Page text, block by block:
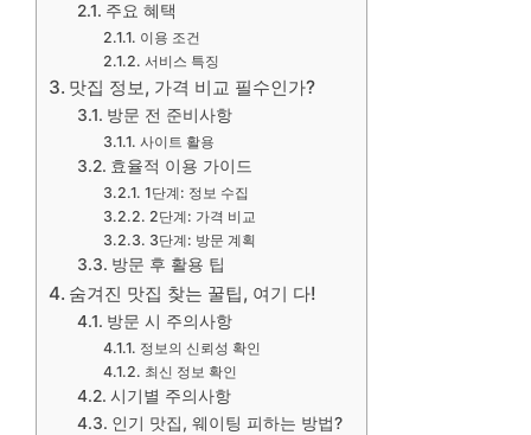
주요 혜택
이용 조건
서비스 특징
맛집 정보, 가격 비교 필수인가?
방문 전 준비사항
사이트 활용
효율적 이용 가이드
1단계: 정보 수집
2단계: 가격 비교
3단계: 방문 계획
방문 후 활용 팁
숨겨진 맛집 찾는 꿀팁, 여기 다!
방문 시 주의사항
정보의 신뢰성 확인
최신 정보 확인
시기별 주의사항
인기 맛집, 웨이팅 피하는 방법?